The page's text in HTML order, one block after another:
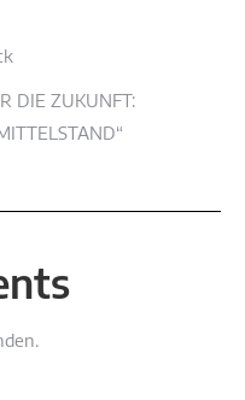
DIE ZUKUNFT: